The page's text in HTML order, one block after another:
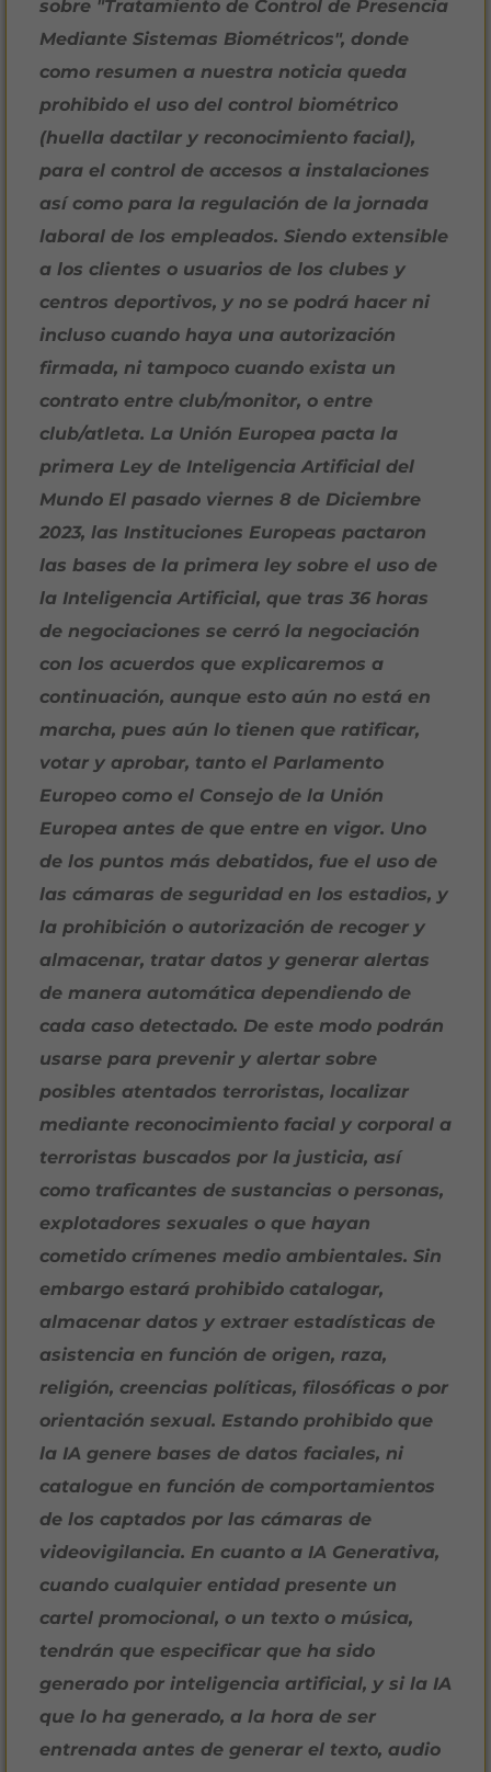
sobre "Tratamiento de Control de Presencia
Mediante Sistemas Biométricos", donde
como resumen a nuestra noticia queda
prohibido el uso del control biométrico
(huella dactilar y reconocimiento facial),
para el control de accesos a instalaciones
así como para la regulación de la jornada
laboral de los empleados. Siendo extensible
a los clientes o usuarios de los clubes y
centros deportivos, y no se podrá hacer ni
incluso cuando haya una autorización
firmada, ni tampoco cuando exista un
contrato entre club/monitor, o entre
club/atleta. La Unión Europea pacta la
primera Ley de Inteligencia Artificial del
Mundo El pasado viernes 8 de Diciembre
2023, las Instituciones Europeas pactaron
las bases de la primera ley sobre el uso de
la Inteligencia Artificial, que tras 36 horas
de negociaciones se cerró la negociación
con los acuerdos que explicaremos a
continuación, aunque esto aún no está en
marcha, pues aún lo tienen que ratificar,
votar y aprobar, tanto el Parlamento
Europeo como el Consejo de la Unión
Europea antes de que entre en vigor. Uno
de los puntos más debatidos, fue el uso de
las cámaras de seguridad en los estadios, y
la prohibición o autorización de recoger y
almacenar, tratar datos y generar alertas
de manera automática dependiendo de
cada caso detectado. De este modo podrán
usarse para prevenir y alertar sobre
posibles atentados terroristas, localizar
mediante reconocimiento facial y corporal a
terroristas buscados por la justicia, así
como traficantes de sustancias o personas,
explotadores sexuales o que hayan
cometido crímenes medio ambientales. Sin
embargo estará prohibido catalogar,
almacenar datos y extraer estadísticas de
asistencia en función de origen, raza,
religión, creencias políticas, filosóficas o por
orientación sexual. Estando prohibido que
la IA genere bases de datos faciales, ni
catalogue en función de comportamientos
de los captados por las cámaras de
videovigilancia. En cuanto a IA Generativa,
cuando cualquier entidad presente un
cartel promocional, o un texto o música,
tendrán que especificar que ha sido
generado por inteligencia artificial, y si la IA
que lo ha generado, a la hora de ser
entrenada antes de generar el texto, audio